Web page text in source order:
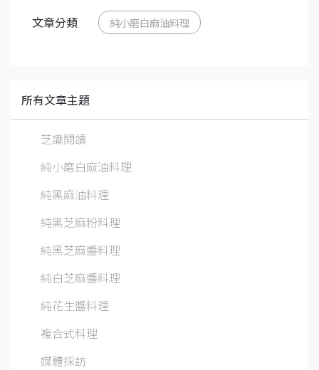
文章分類 純小磨白麻油料理
所有文章主題
芝識閱讀
純小磨白麻油料理
純黑麻油料理
純黑芝麻粉料理
純黑芝麻醬料理
純白芝麻醬料理
純花生醬料理
複合式料理
媒體採訪